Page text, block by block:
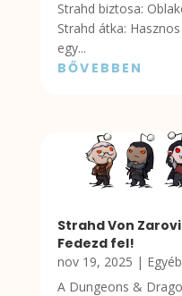
Strahd biztosa:
Strahd átka:
egy...
BŐVEBBEN
Strahd Von
Fedezd fel!
nov 19, 2025 | Egyéb
A Dungeons &